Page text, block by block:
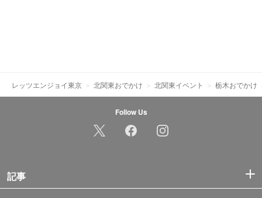
レッツエンジョイ東京 北関東おでかけ 北関東イベント 栃木おでかけ
Follow Us
記事